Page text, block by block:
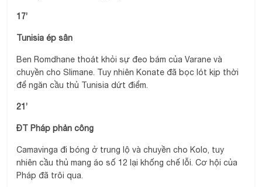
17’
Tunisia ép sân
Ben Romdhane thoát khỏi sự đeo bám của Varane và
chuyền cho Slimane. Tuy nhiên Konate đã bọc lót kịp thời
để ngăn cầu thủ Tunisia dứt điểm.
21’
ĐT Pháp phản công
Camavinga đi bóng ở trung lộ và chuyền cho Kolo, tuy
nhiên cầu thủ mang áo số 12 lại khống chế lỗi. Cơ hội của
Pháp đã trôi qua.